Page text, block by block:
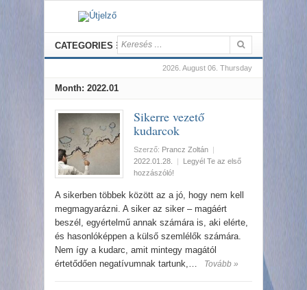
CATEGORIES
2026. August 06. Thursday
Month: 2022.01
Sikerre vezető
kudarcok
Szerző: Prancz Zoltán |
2022.01.28.
|
Legyél Te az első
hozzászóló!
A sikerben többek között az a jó, hogy nem kell
megmagyarázni. A siker az siker – magáért
beszél, egyértelmű annak számára is, aki elérte,
és hasonlóképpen a külső szemlélők számára.
Nem így a kudarc, amit mintegy magától
értetődően negatívumnak tartunk,…
Tovább »